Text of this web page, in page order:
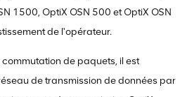
1500, OptiX OSN 500 et OptiX OSN
de l'opérateur.
de paquets, il est
de transmission de données par